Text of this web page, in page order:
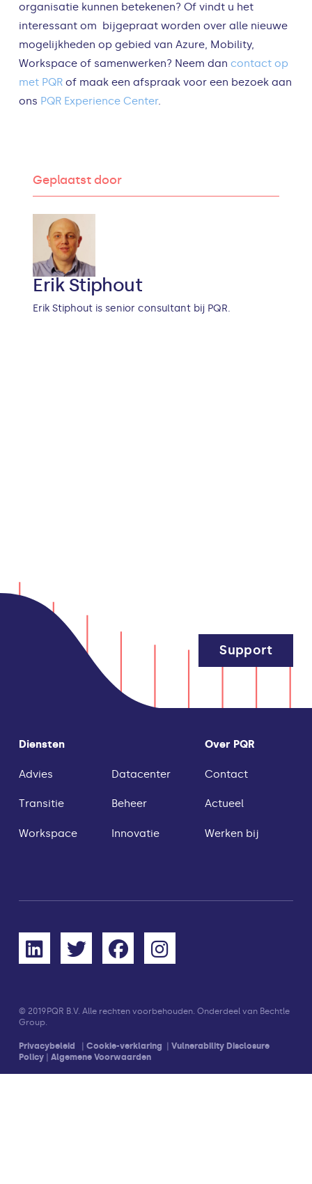
organisatie kunnen betekenen? Of vindt u het
interessant om bijgepraat worden over alle nieuwe
mogelijkheden op gebied van Azure, Mobility,
Workspace of samenwerken? Neem dan contact op
met PQRof maak een afspraak voor een bezoek aan
ons PQR Experience Center.
Geplaatst door
Erik Stiphout
Erik Stiphout is senior consultant bij PQR.
Diensten
Advies
Transitie
Workspace
Datacenter
Beheer
Innovatie
Over PQR
Contact
Actueel
Werken bij
Support
© 2019PQR B.V. Alle rechten voorbehouden. Onderdeel van Bechtle
Group.
Privacybeleid | Cookie-verklaring | Vulnerability Disclosure
Policy | Algemene Voorwaarden